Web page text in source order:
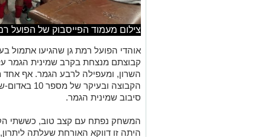
צילום מעמוד הפייסבוק של הפועל
אוהדי הפועל רמת גן שהגיעו אתמול
קבוצתם מנצחת בקרב שמינית הגמר
השרון, ומעפילה לרבע הגמר. אף אחד
הקבוצה
סיבוב שמינית הגמר.
היתה זו דווקא האורחת שעלתה